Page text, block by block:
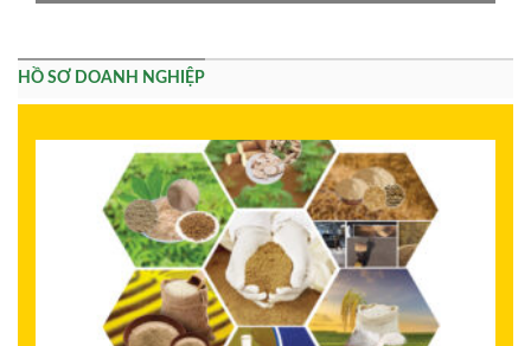
HỒ SƠ DOANH NGHIỆP